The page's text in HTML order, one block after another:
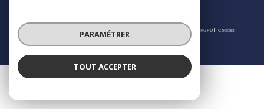
© 2026 | Tous droits réservés | Traduction powered by Google |
Mentions légales Politique RGPD Cookies
PARAMÉTRER
TOUT ACCEPTER